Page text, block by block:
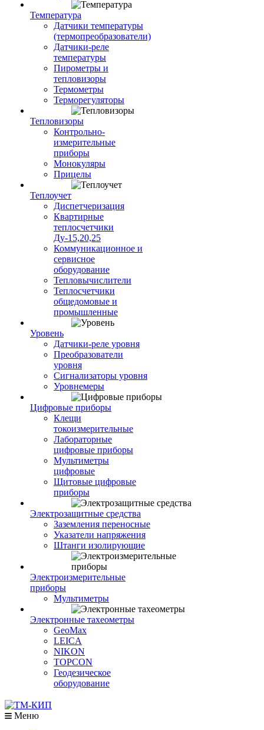
Температура
Датчики температуры
(термопреобразователи)
Датчики-реле
температуры
Пирометры и
тепловизоры
Термометры
Терморегуляторы
Тепловизоры
Контрольно-
измерительные
приборы
Монокуляры
Прицелы
Теплоучет
Диспетчеризация
Квартирные
теплосчетчики
Ду-15,20,25
Коммуникационное и
сервисное
оборудование
Тепловычислители
Теплосчетчики
общедомовые и
промышленные
Уровень
Датчики-реле уровня
Преобразователи
уровня
Сигнализаторы уровня
Уровнемеры
Цифровые приборы
Клещи
токоизмерительные
Лабораторные
цифровые приборы
Мультиметры
цифровые
Щитовые цифровые
приборы
Электрозащитные средства
Заземления переносные
Указатели напряжения
Штанги изолирующие
Электроизмерительные
приборы
Мультиметры
Электронные тахеометры
GeoMax
LEICA
NIKON
TOPCON
Геодезическое
оборудование
Меню